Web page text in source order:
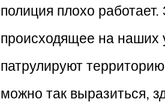
полиция плохо
происходящее на наших
патрулируют
можно так выразиться,